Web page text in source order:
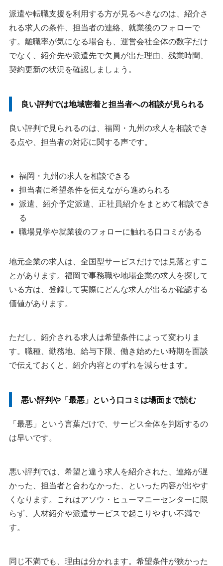
派遣や転職支援を利用する方が見るべきなのは、紹介さ
れる求人の条件、担当者の連絡、就業後のフォローで
す。離職率が気になる場合も、運営会社全体の数字だけ
でなく、紹介先や派遣先で欠員が出た理由、残業時間、
契約更新の状況を確認しましょう。
良い評判では地域密着と担当者への相談が見られる
良い評判で見られるのは、福岡・九州の求人を相談でき
る点や、担当者の対応に関する声です。
福岡・九州の求人を相談できる
担当者に希望条件を伝えながら進められる
派遣、紹介予定派遣、正社員紹介をまとめて相談でき
る
職場見学や就業後のフォローに触れる口コミがある
地元企業の求人は、全国型サービスだけでは見落とすこ
とがあります。福岡で事務職や地場企業の求人を探して
いる方は、登録して実際にどんな求人が出るか確認する
価値があります。
ただし、紹介される求人は希望条件によって変わりま
す。職種、勤務地、給与下限、働き始めたい時期を面談
で伝えておくと、紹介内容とのずれを減らせます。
悪い評判や「最悪」という口コミは場面まで読む
「最悪」という言葉だけで、サービス全体を判断するの
は早いです。
悪い評判では、希望と違う求人を紹介された、連絡が遅
かった、担当者と合わなかった、といった内容が出やす
くなります。これはアソウ・ヒューマニーセンターに限
らず、人材紹介や派遣サービスで起こりやすい不満で
す。
同じ不満でも、理由は分かれます。希望条件が狭かった